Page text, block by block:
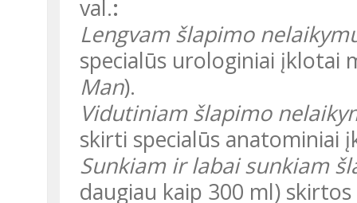
val.:
Lengvam šlapimo
specialūs urologiniai įklotai
Man).
Vidutiniam šlapimo
skirti specialūs anatominiai
Sunkiam ir labai sunkiam
daugiau kaip 300 ml)